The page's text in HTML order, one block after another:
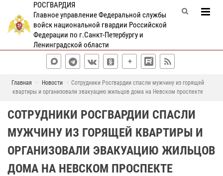
РОСГВАРДИЯ
Главное управление Федеральной службы
войск национальной гвардии Российской
Федерации по г.Санкт-Петербургу и
Ленинградской области
Главная Новости
Сотрудники Росгвардии спасли мужчину из горящей
квартиры и организовали эвакуацию жильцов дома на Невском проспекте
СОТРУДНИКИ РОСГВАРДИИ СПАСЛИ
МУЖЧИНУ ИЗ ГОРЯЩЕЙ КВАРТИРЫ И
ОРГАНИЗОВАЛИ ЭВАКУАЦИЮ ЖИЛЬЦОВ
ДОМА НА НЕВСКОМ ПРОСПЕКТЕ